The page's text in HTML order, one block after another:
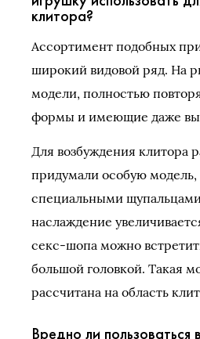
клитора?
Ассортимент подобных
широкий видовой ряд. На
модели, полностью
формы и имеющие даже
Для возбуждения клитора
придумали особую
специальными
наслаждение
секс-шопа можно
большой головкой. Такая
рассчитана на область
Вредно ли